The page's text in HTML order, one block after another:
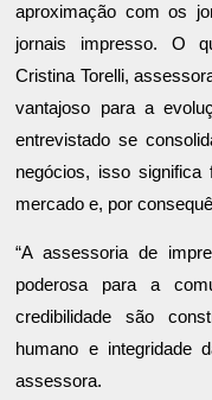
aproximação com os
jornais impresso. O
Cristina Torelli,
vantajoso para a
entrevistado se
negócios, isso significa
mercado e, por
“A assessoria de
poderosa para a
credibilidade são
humano e integridade
assessora.